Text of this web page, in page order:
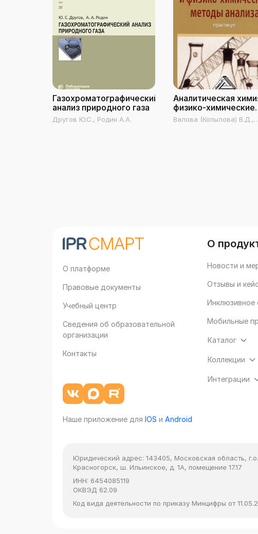
Газохроматографический
анализ природного газа
Другов Ю.С., Родин А.А.
Аналитическая
физико-химические
методы анализа
Валова (Копылова) В.Д.,
О платформе
Правовые документы
Учебный центр
Сведения об образовательной
организации
Контакты
Наше приложение для IOS и Android
О
Новости и
Отзывы и
Инклюзивное
Мобильные
Каталог
Коллекции
Интеграции
Юридический адрес: 143405, Московская область,
Красногорск, ш. Ильинское, д. 1А, помещение 17.17
ИНН: 6454085119
ОКВЭД 62.09
Код вида деятельности по приказу Минцифры от